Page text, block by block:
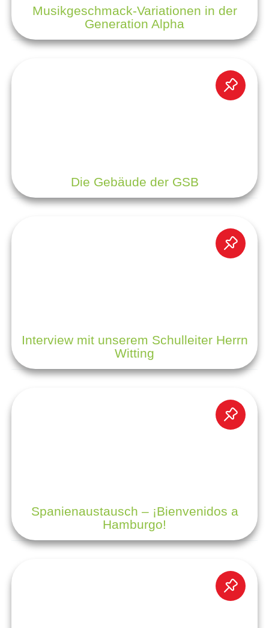
Musikgeschmack-Variationen in der
Generation Alpha
Die Gebäude der GSB
Interview mit unserem Schulleiter Herrn
Witting
Spanienaustausch – ¡Bienvenidos a
Hamburgo!